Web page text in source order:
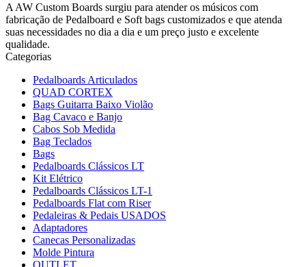
A AW Custom Boards surgiu para atender os músicos com
fabricação de Pedalboard e Soft bags customizados e que atenda
suas necessidades no dia a dia e um preço justo e excelente
qualidade.
Categorias
Pedalboards Articulados
QUAD CORTEX
Bags Guitarra Baixo Violão
Bag Cavaco e Banjo
Cabos Sob Medida
Bag Teclados
Bags
Pedalboards Clássicos LT
Kit Elétrico
Pedalboards Clássicos LT-1
Pedalboards Flat com Riser
Pedaleiras & Pedais USADOS
Adaptadores
Canecas Personalizadas
Molde Pintura
OUTLET